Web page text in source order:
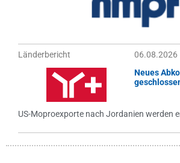
Länderbericht
06.08.2026
Neues
US-Moproexporte nach Jordanien werden